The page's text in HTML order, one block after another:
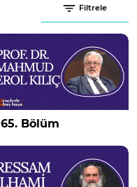
Filtrele
65. Bölüm